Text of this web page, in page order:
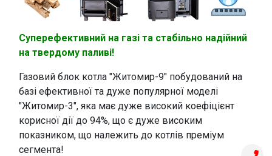
Суперефективний на газі та стабільно надійний
на твердому паливі!
Газовий блок котла "Житомир-9" побудований на
базі ефективної та дуже популярної моделі
"Житомир-3", яка має дуже високий коефіцієнт
корисної дії до 94%, що є дуже високим
показником, що належить до котлів преміум
сегмента!